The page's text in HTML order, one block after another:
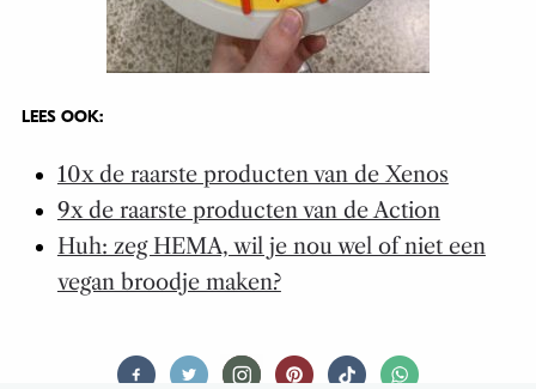
LEES OOK:
10x de raarste producten van de Xenos
9x de raarste producten van de Action
Huh: zeg HEMA, wil je nou wel of niet een
vegan broodje maken?